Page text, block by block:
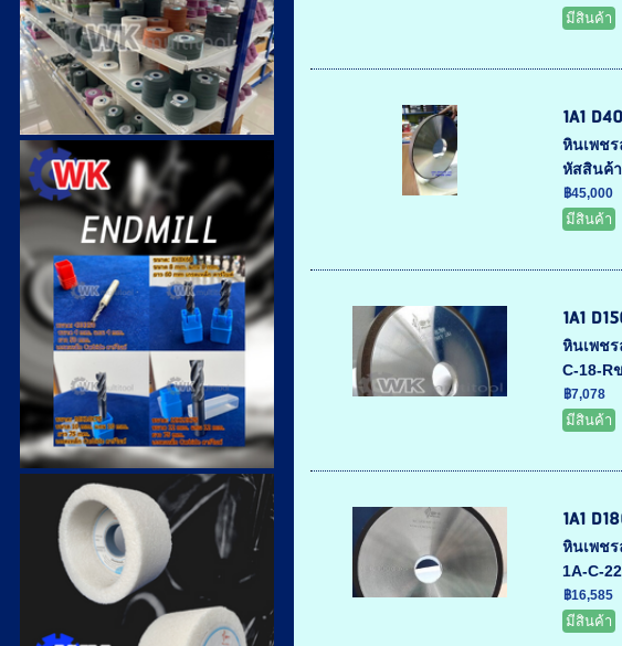
มีสินค้า
1A1
หินเพชร
หัสสินค้า
฿45,000
มีสินค้า
1A1
หินเพชร
C-18-R
฿7,078
มีสินค้า
1A1
หินเพชร
1A-C-
฿16,585
มีสินค้า